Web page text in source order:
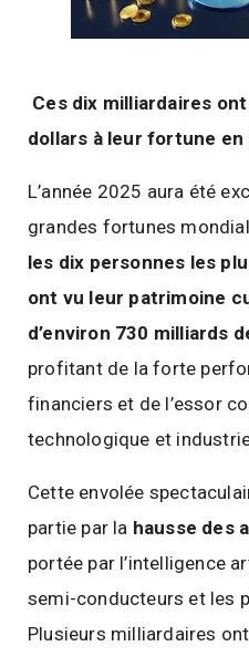
Ces dix milliardaires
dollars à leur fortune en
L’année 2025 aura été
grandes fortunes
les dix personnes les
ont vu leur patrimoine
d’environ 730 milliards
profitant de la forte
financiers et de l’essor
technologique et
Cette envolée
partie par la hausse des
portée par l’intelligence
semi-conducteurs et les
Plusieurs milliardaires